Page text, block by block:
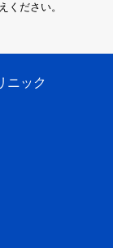
ください。
ニック